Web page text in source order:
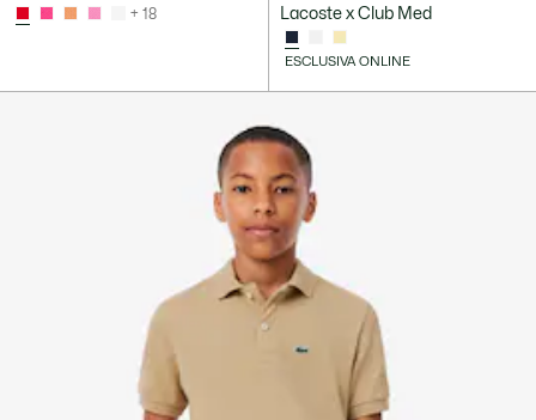
+ 18
Lacoste x Club Med
ESCLUSIVA ONLINE